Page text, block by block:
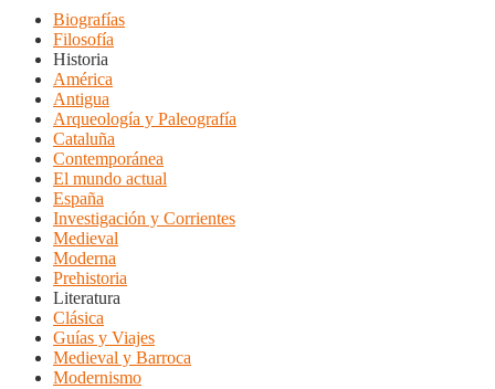
Biografías
Filosofía
Historia
América
Antigua
Arqueología y Paleografía
Cataluña
Contemporánea
El mundo actual
España
Investigación y Corrientes
Medieval
Moderna
Prehistoria
Literatura
Clásica
Guías y Viajes
Medieval y Barroca
Modernismo